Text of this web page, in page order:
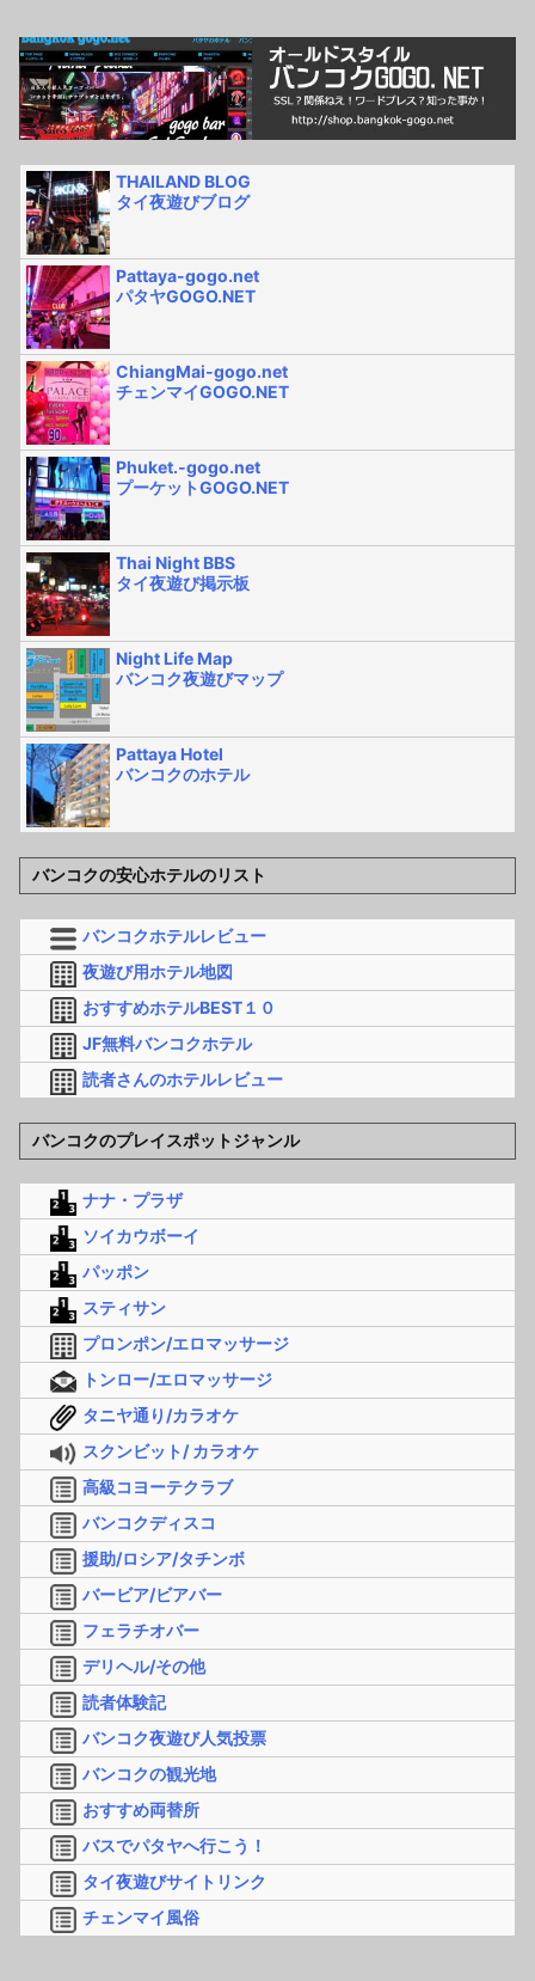
THAILAND BLOG
タイ夜遊びブログ
Pattaya-gogo.net
パタヤGOGO.NET
ChiangMai-gogo.net
チェンマイGOGO.NET
Phuket.-gogo.net
プーケットGOGO.NET
Thai Night BBS
タイ夜遊び掲示板
Night Life Map
バンコク夜遊びマップ
Pattaya Hotel
バンコクのホテル
バンコクの安心ホテルのリスト
バンコクホテルレビュー
夜遊び用ホテル地図
おすすめホテルBEST１０
JF無料バンコクホテル
読者さんのホテルレビュー
バンコクのプレイスポットジャンル
ナナ・プラザ
ソイカウボーイ
パッポン
スティサン
プロンポン/エロマッサージ
トンロー/エロマッサージ
タニヤ通り/カラオケ
スクンビット/ カラオケ
高級コヨーテクラブ
バンコクディスコ
援助/ロシア/タチンボ
バービア/ビアバー
フェラチオバー
デリヘル/その他
読者体験記
バンコク夜遊び人気投票
バンコクの観光地
おすすめ両替所
バスでパタヤへ行こう！
タイ夜遊びサイトリンク
チェンマイ風俗